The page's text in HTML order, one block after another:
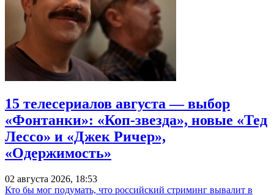
15 телесериалов августа — выбор
«Фонтанки»: «Коп-звезда», новые «Тед
Лессо» и «Джек Ричер»,
«Одержимость»
02 августа 2026, 18:53
Кто бы мог подумать, что российский стриминг вывалит в